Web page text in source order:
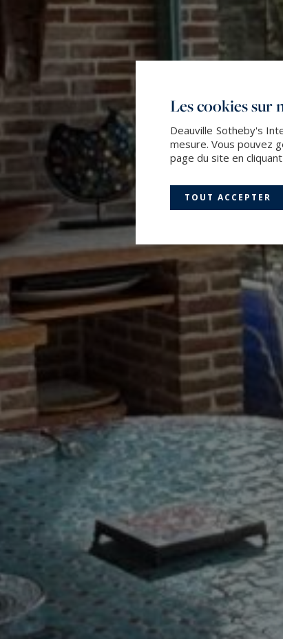
Les cookies
Deauville Sotheby's
mesure. Vous pouvez
page du site en
TOUT ACCEPTER